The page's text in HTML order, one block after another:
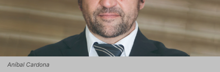
Aníbal Cardona